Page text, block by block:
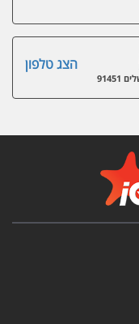
הצג טלפון